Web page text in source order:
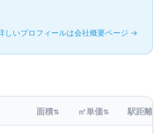
しいプロフィールは会社概要ページ →
面積⇅ ㎡単価⇅ 駅距離